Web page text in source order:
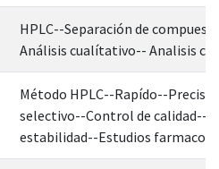
HPLC--Separación de
Análisis cualítativo-- Analisis
Método HPLC--Rapído--
selectivo--Control de calidad--
estabilidad--Estudios